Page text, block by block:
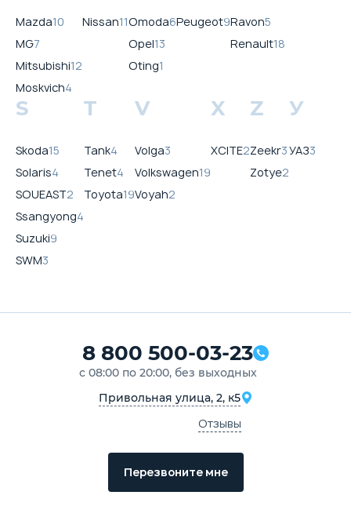
Mazda10
MG7
Mitsubishi12
Moskvich4
Nissan11Omoda6
Opel13
Oting1
Peugeot9Ravon5
Renault18
S
Skoda15
Solaris4
SOUEAST2
Ssangyong4
Suzuki9
SWM3
T
Tank4
Tenet4
Toyota19
V
Volga3
Volkswagen19
Voyah2
X
XCITE2
Z
Zeekr3
Zotye2
У
УАЗ3
8 800 500-03-23
с 08:00 по 20:00, без выходных
Привольная улица, 2, к5
Отзывы
Перезвоните мне